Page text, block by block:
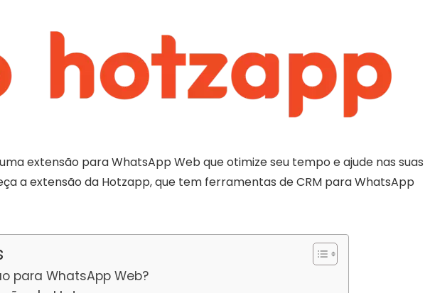
extensão para WhatsApp Web que otimize seu tempo e ajude nas suas
a extensão da Hotzapp, que tem ferramentas de CRM para WhatsApp
para WhatsApp Web?